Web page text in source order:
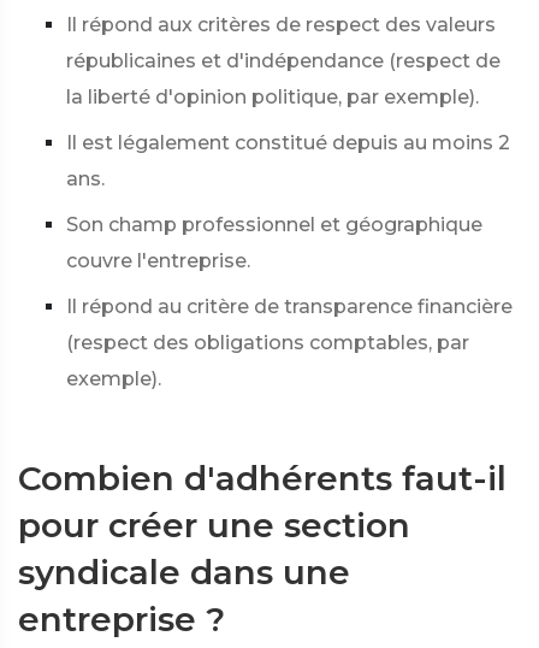
Il répond aux critères de respect des valeurs
républicaines et d'indépendance (respect de
la liberté d'opinion politique, par exemple).
Il est légalement constitué depuis au moins 2
ans.
Son champ professionnel et géographique
couvre l'entreprise.
Il répond au critère de transparence financière
(respect des obligations comptables, par
exemple).
Combien d'adhérents faut-il
pour créer une section
syndicale dans une
entreprise ?